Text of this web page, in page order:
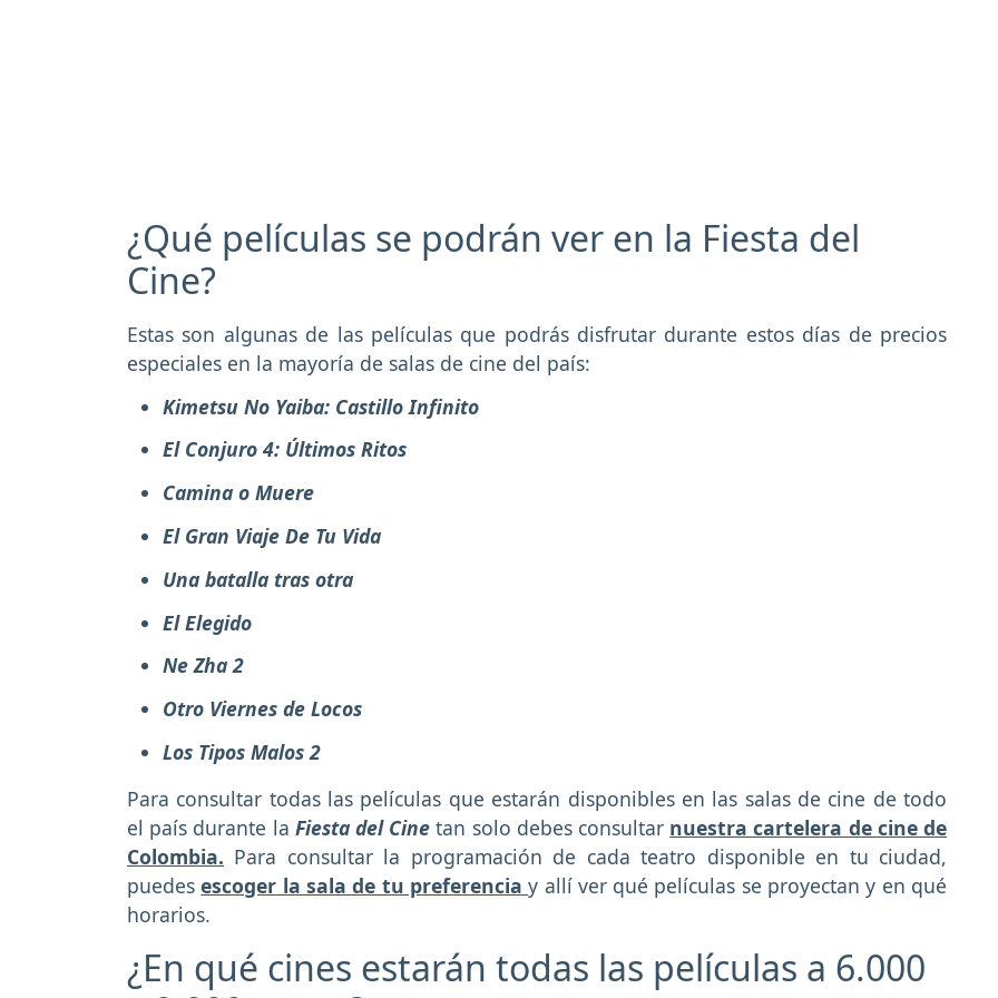
¿Qué películas se podrán ver en la Fiesta del
Cine?
Estas son algunas de las películas que podrás disfrutar durante estos días de precios
especiales en la mayoría de salas de cine del país:
Kimetsu No Yaiba: Castillo Infinito
El Conjuro 4: Últimos Ritos
Camina o Muere
El Gran Viaje De Tu Vida
Una batalla tras otra
El Elegido
Ne Zha 2
Otro Viernes de Locos
Los Tipos Malos 2
Para consultar todas las películas que estarán disponibles en las salas de cine de todo
el país durante la Fiesta del Cine tan solo debes consultar nuestra cartelera de cine de
Colombia. Para consultar la programación de cada teatro disponible en tu ciudad,
puedesescoger la sala de tu preferenciay allí ver qué películas se proyectan y en qué
horarios.
¿En qué cines estarán todas las películas a 6.000